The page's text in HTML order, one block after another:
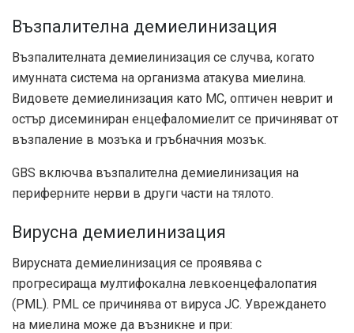
Възпалителна демиелинизация
Възпалителната демиелинизация се случва, когато
имунната система на организма атакува миелина.
Видовете демиелинизация като МС, оптичен неврит и
остър дисеминиран енцефаломиелит се причиняват от
възпаление в мозъка и гръбначния мозък.
GBS включва възпалителна демиелинизация на
периферните нерви в други части на тялото.
Вирусна демиелинизация
Вирусната демиелинизация се проявява с
прогресираща мултифокална левкоенцефалопатия
(PML). PML се причинява от вируса JC. Увреждането
на миелина може да възникне и при: